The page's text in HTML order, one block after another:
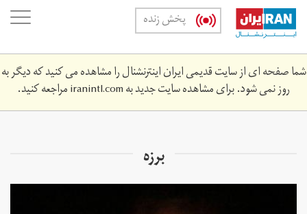
Skip
main
content
پخش زنده
شما صفحه ای از سایت قدیمی ایران اینترنشنال را مشاهده می کنید که دیگر به
روز نمی شود. برای مشاهده سایت جدید بهiranintl.comمراجعه کنید.
برزه